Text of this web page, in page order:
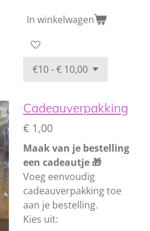
In winkelwagen
Cadeauverpakking
€ 1,00
Maak van je bestelling
een cadeautje 🎁
Voeg eenvoudig
cadeauverpakking toe
aan je bestelling.
Kies uit: